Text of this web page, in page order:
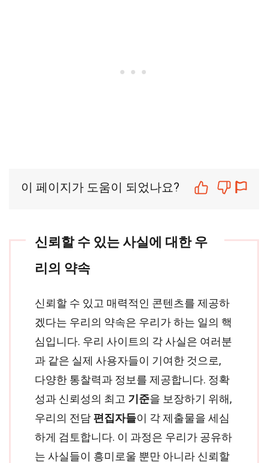
이 페이지가 도움이 되었나요?
신뢰할 수 있는 사실에 대한 우
리의 약속
신뢰할 수 있고 매력적인 콘텐츠를 제공하
겠다는 우리의 약속은 우리가 하는 일의 핵
심입니다. 우리 사이트의 각 사실은 여러분
과 같은 실제 사용자들이 기여한 것으로,
다양한 통찰력과 정보를 제공합니다. 정확
성과 신뢰성의 최고 기준을 보장하기 위해,
우리의 전담 편집자들이 각 제출물을 세심
하게 검토합니다. 이 과정은 우리가 공유하
는 사실들이 흥미로울 뿐만 아니라 신뢰할